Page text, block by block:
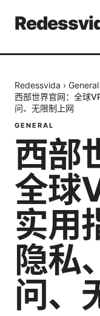
Redessvida › General
西部世界官网：全球
问、无限制上网
GENERAL
西部
全球
实用
隐私
问、